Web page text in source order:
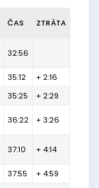
ČAS ZTRÁTA
32:56
35:12
+ 2:16
35:25 + 2:29
36:22 + 3:26
37:10 + 4:14
37:55 + 4:59